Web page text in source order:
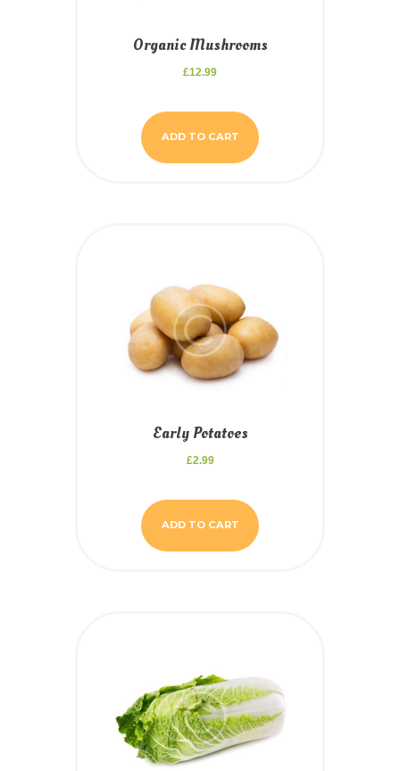
Organic Mushrooms
£12.99
ADD TO CART
Early Potatoes
£2.99
ADD TO CART